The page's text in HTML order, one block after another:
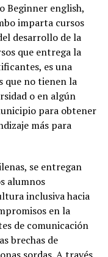
Beginner english,
imparta cursos
desarrollo de la
que entrega la
es una
que no tienen la
o en algún
para obtener
más para
se entregan
alumnos
inclusiva hacia
en la
de comunicación
brechas de